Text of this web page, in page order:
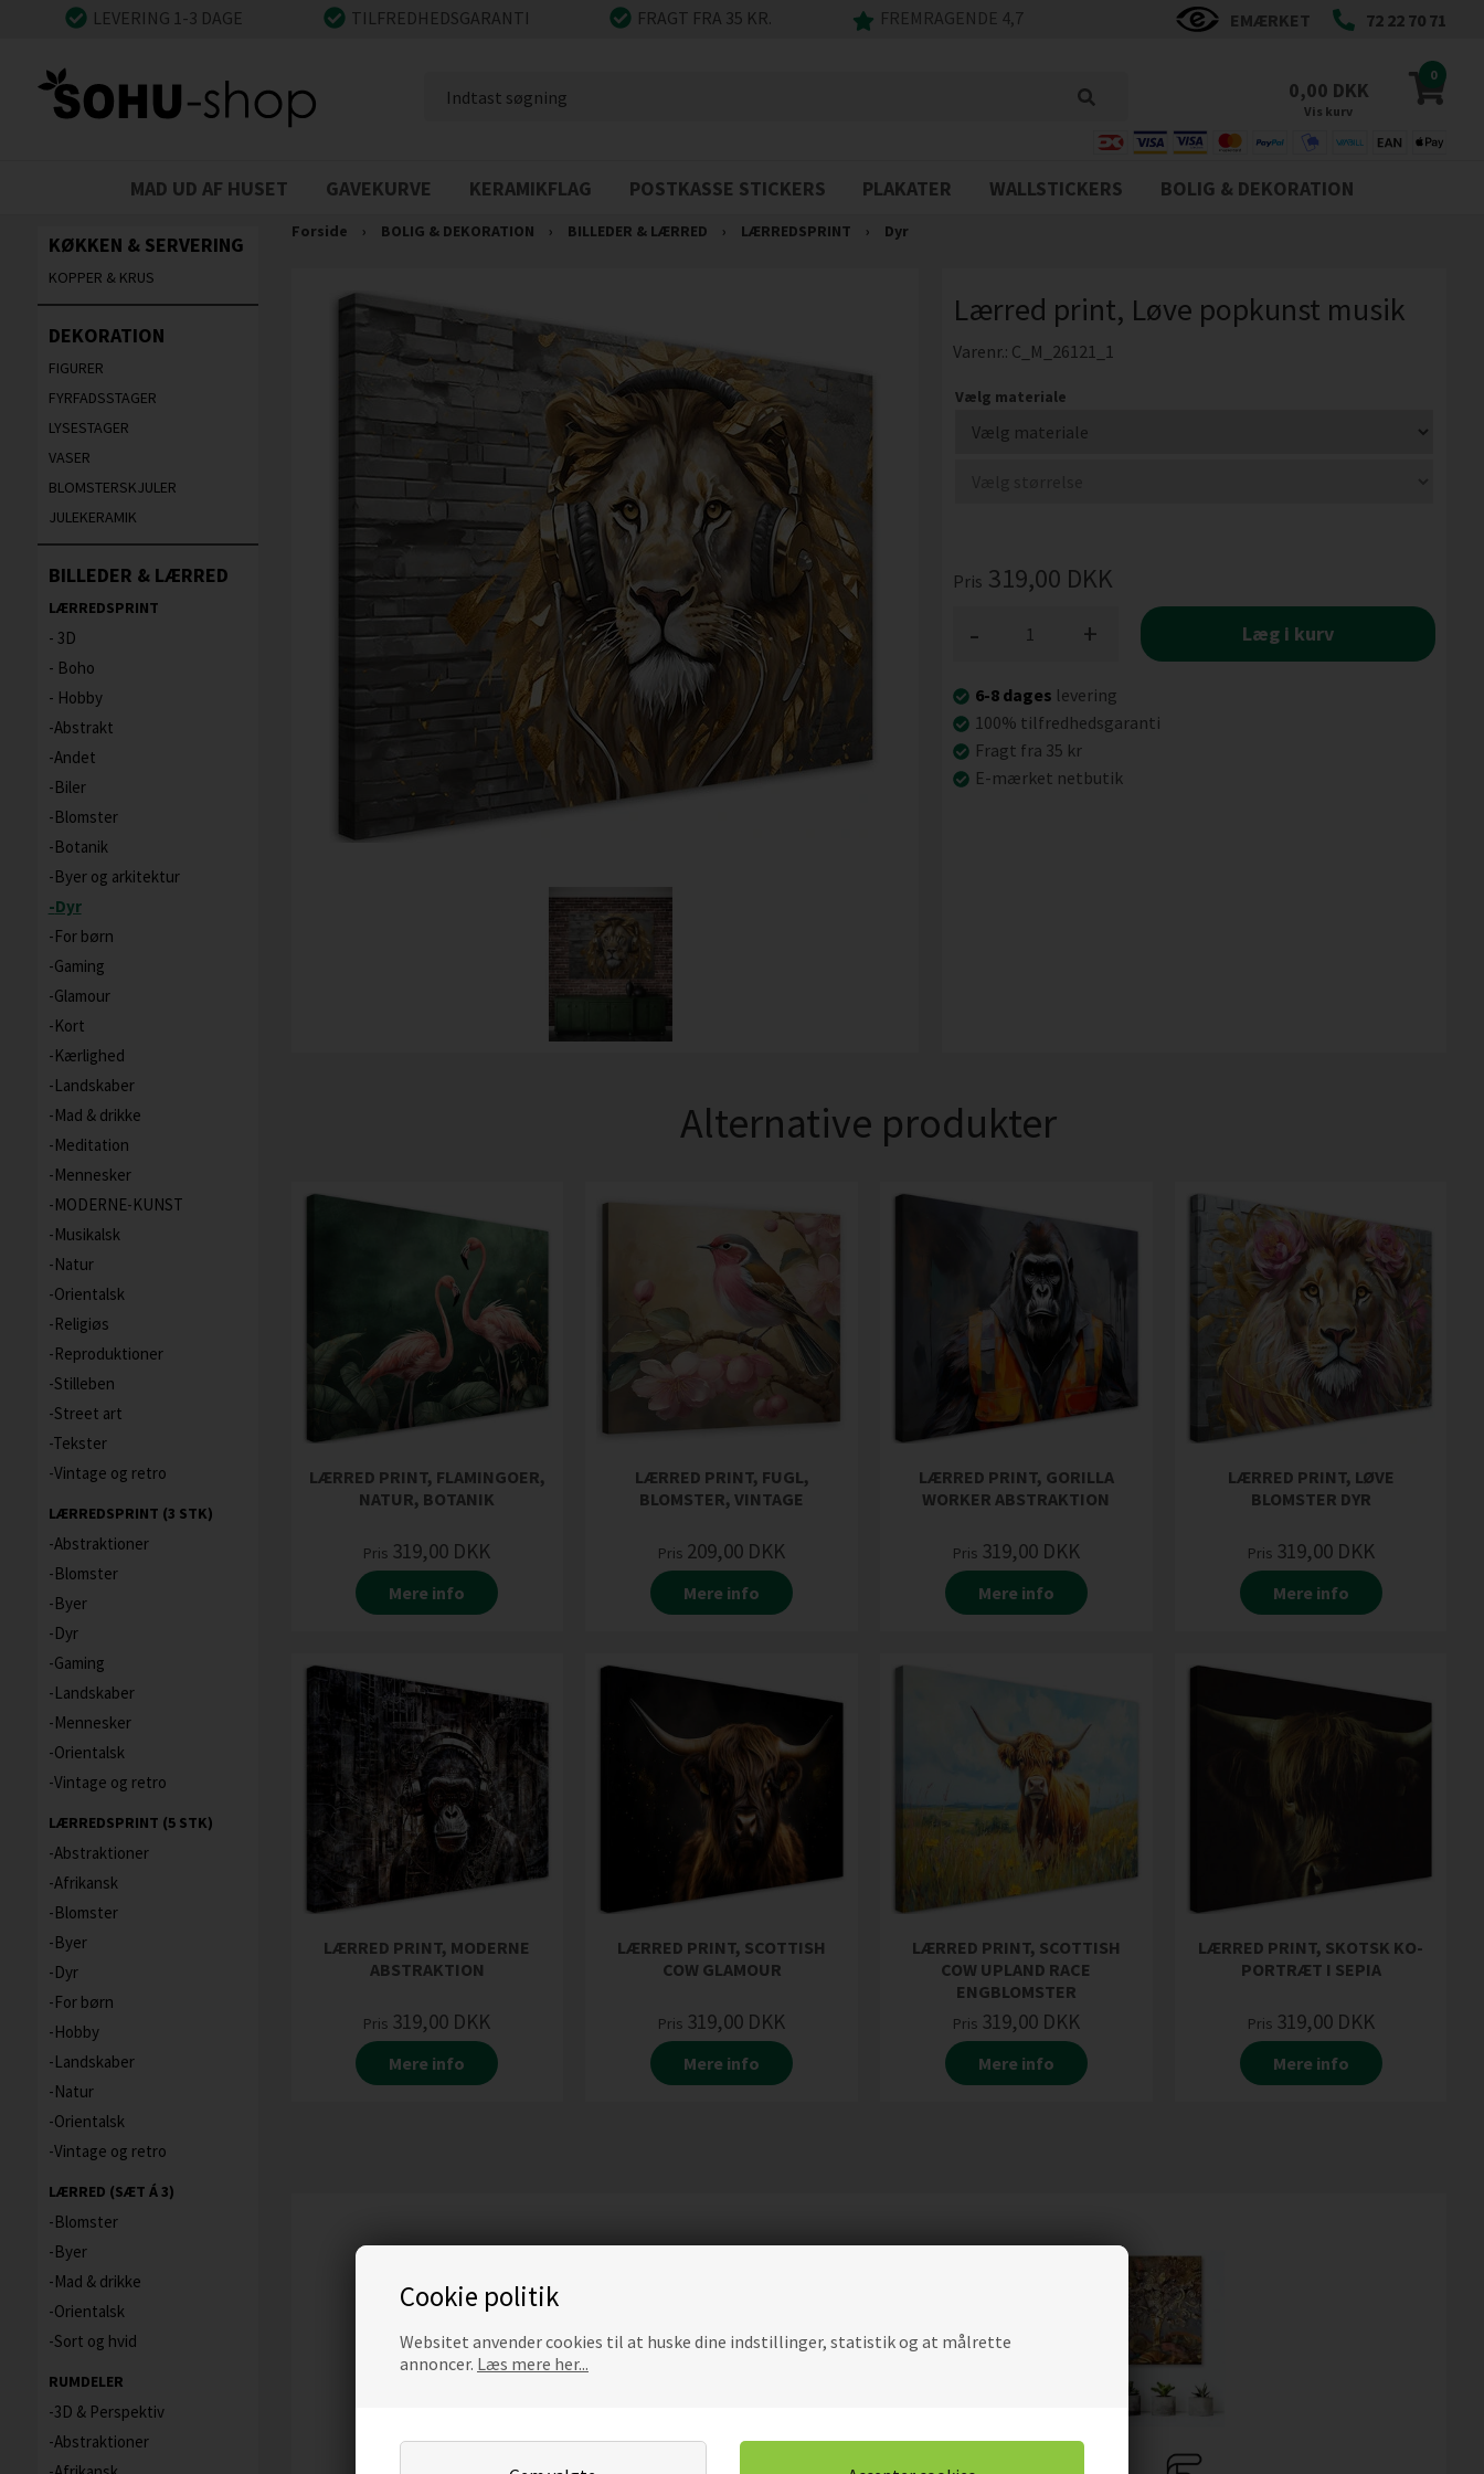
Cookie politik
Websitet anvender cookies til at huske dine indstillinger, statistik og at målrette
annoncer. Læs mere her...
LEVERING 1-3 DAGE TILFREDHEDSGARANTI FRAGT FRA 35 KR. FREMRAGENDE 4,7 EMÆRKET 72 22 70 71
0
0,00 DKK
Vis kurv
MAD UD AF HUSET GAVEKURVE KERAMIKFLAG POSTKASSE STICKERS PLAKATER WALLSTICKERS BOLIG & DEKORATION
KØKKEN & SERVERING
KOPPER & KRUS
DEKORATION
FIGURER
FYRFADSSTAGER
LYSESTAGER
VASER
BLOMSTERSKJULER
JULEKERAMIK
BILLEDER & LÆRRED
LÆRREDSPRINT
3D
Boho
Hobby
Abstrakt
Andet
Biler
Blomster
Botanik
Byer og arkitektur
Dyr
For børn
Gaming
Glamour
Kort
Kærlighed
Landskaber
Mad & drikke
Meditation
Mennesker
MODERNE-KUNST
Musikalsk
Natur
Orientalsk
Religiøs
Reproduktioner
Stilleben
Street art
Tekster
Vintage og retro
LÆRREDSPRINT (3 STK)
Abstraktioner
Blomster
Byer
Dyr
Gaming
Landskaber
Mennesker
Orientalsk
Vintage og retro
LÆRREDSPRINT (5 STK)
Abstraktioner
Afrikansk
Blomster
Byer
Dyr
For børn
Hobby
Landskaber
Natur
Orientalsk
Vintage og retro
LÆRRED (SÆT Á 3)
Blomster
Byer
Mad & drikke
Orientalsk
Sort og hvid
RUMDELER
3D & Perspektiv
Abstraktioner
Forside › BOLIG & DEKORATION › BILLEDER & LÆRRED › LÆRREDSPRINT › Dyr
Lærred print, Løve popkunst musik
Varenr.: C_M_26121_1
Vælg materiale
Pris 319,00 DKK
+
- Læg i kurv
6-8 dages levering
100% tilfredhedsgaranti
Fragt fra 35 kr
E-mærket netbutik
Alternative produkter
LÆRRED PRINT, FLAMINGOER,
NATUR, BOTANIK
Pris 319,00 DKK
Mere info
LÆRRED PRINT, FUGL,
BLOMSTER, VINTAGE
Pris 209,00 DKK
Mere info
LÆRRED PRINT, GORILLA
WORKER ABSTRAKTION
Pris 319,00 DKK
Mere info
LÆRRED PRINT, LØVE
BLOMSTER DYR
Pris 319,00 DKK
Mere info
LÆRRED PRINT, MODERNE
ABSTRAKTION
Pris 319,00 DKK
Mere info
LÆRRED PRINT, SCOTTISH
COW GLAMOUR
Pris 319,00 DKK
Mere info
LÆRRED PRINT, SCOTTISH
COW UPLAND RACE
ENGBLOMSTER
Pris 319,00 DKK
Mere info
LÆRRED PRINT, SKOTSK KO-
PORTRÆT I SEPIA
Pris 319,00 DKK
Mere info